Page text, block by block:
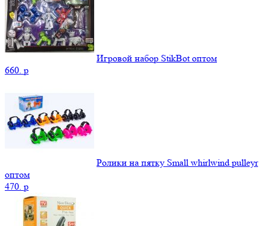
Игровой набор StikBot оптом
660. p
Ролики на пятку Small whirlwind pulleyr
оптом
470. p